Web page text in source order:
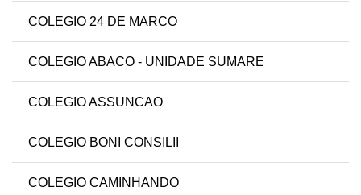
COLEGIO 24 DE MARCO
COLEGIO ABACO - UNIDADE SUMARE
COLEGIO ASSUNCAO
COLEGIO BONI CONSILII
COLEGIO CAMINHANDO